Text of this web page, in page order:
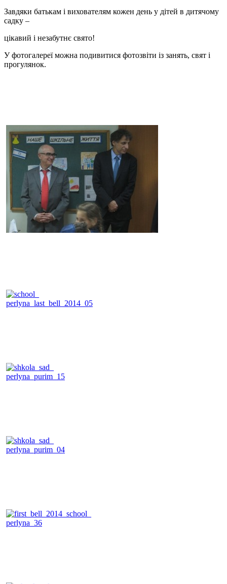
Завдяки батькам і вихователям кожен день у дітей в дитячому
садку –
цікавий і незабутнє свято!
У фотогалереї можна подивитися фотозвіти із занять, свят і
прогулянок.